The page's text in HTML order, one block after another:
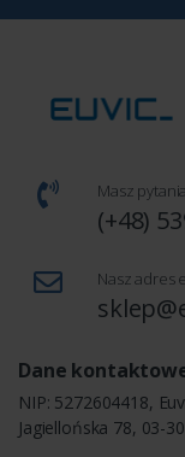
Masz
(+48)
Nasz adres
Dane
NIP: 5272604418,
Jagiellońska 78, 03-